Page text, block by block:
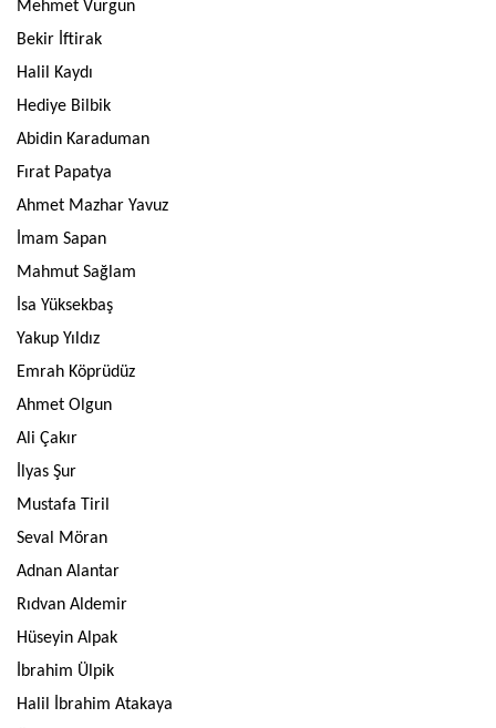
Mehmet Vurgun
Bekir İftirak
Halil Kaydı
Hediye Bilbik
Abidin Karaduman
Fırat Papatya
Ahmet Mazhar Yavuz
İmam Sapan
Mahmut Sağlam
İsa Yüksekbaş
Yakup Yıldız
Emrah Köprüdüz
Ahmet Olgun
Ali Çakır
İlyas Şur
Mustafa Tiril
Seval Möran
Adnan Alantar
Rıdvan Aldemir
Hüseyin Alpak
İbrahim Ülpik
Halil İbrahim Atakaya